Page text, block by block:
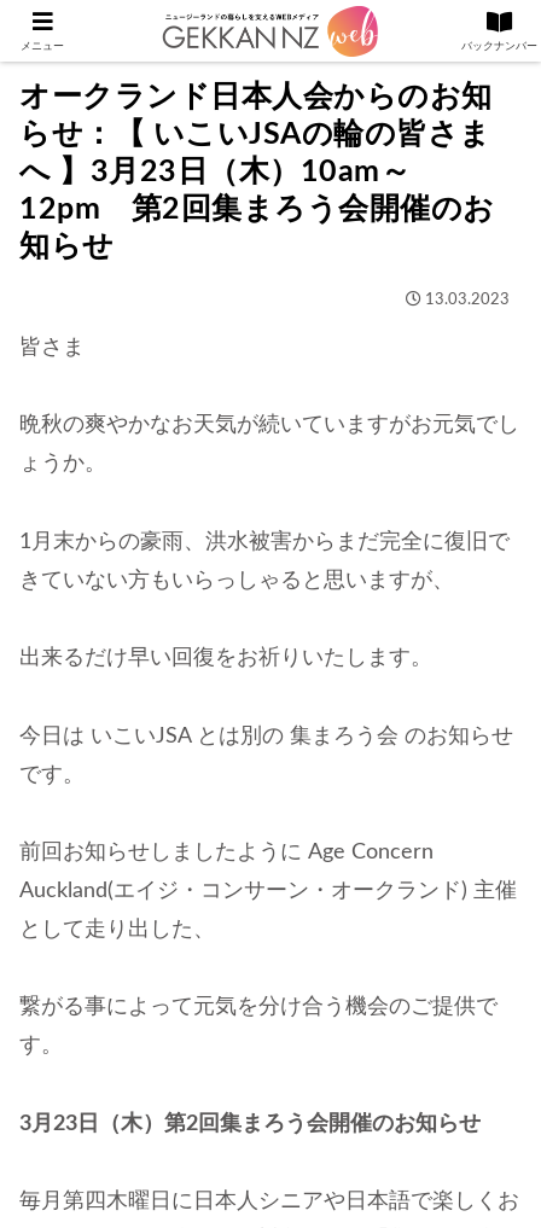
オークランド日本人会からのお知
らせ：【 いこいJSAの輪の皆さま
へ 】3月23日（木）10am～
12pm 第2回集まろう会開催のお
知らせ
13.03.2023
皆さま
晩秋の爽やかなお天気が続いていますがお元気でし
ょうか。
1月末からの豪雨、洪水被害からまだ完全に復旧で
きていない方もいらっしゃると思いますが、
出来るだけ早い回復をお祈りいたします。
今日は いこいJSA とは別の 集まろう会 のお知らせ
です。
前回お知らせしましたように Age Concern
Auckland(エイジ・コンサーン・オークランド) 主催
として走り出した、
繋がる事によって元気を分け合う機会のご提供で
す。
3月23日（木）第2回集まろう会開催のお知らせ
毎月第四木曜日に日本人シニアや日本語で楽しくお
メニュー バックナンバー